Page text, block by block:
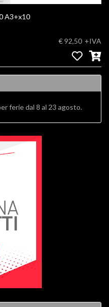
A3+x10
€ 92,50 +IVA
ferie dal 8 al 23 agosto.